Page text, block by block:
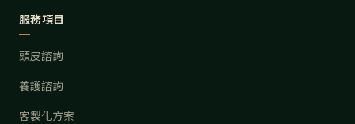
服務項目
頭皮諮詢
養護諮詢
客製化方案